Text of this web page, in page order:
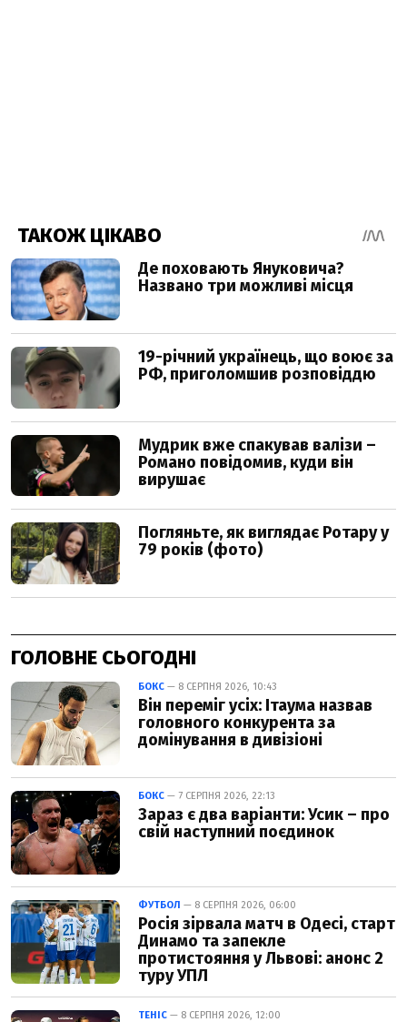
ГОЛОВНЕ СЬОГОДНІ
БОКС — 8 СЕРПНЯ 2026, 10:43
Він переміг усіх: Ітаума назвав
головного конкурента за
домінування в дивізіоні
БОКС — 7 СЕРПНЯ 2026, 22:13
Зараз є два варіанти: Усик – про
свій наступний поєдинок
ФУТБОЛ — 8 СЕРПНЯ 2026, 06:00
Росія зірвала матч в Одесі, старт
Динамо та запекле
протистояння у Львові: анонс 2
туру УПЛ
ТЕНІС — 8 СЕРПНЯ 2026, 12:00